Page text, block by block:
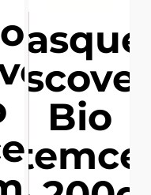
-
Bio